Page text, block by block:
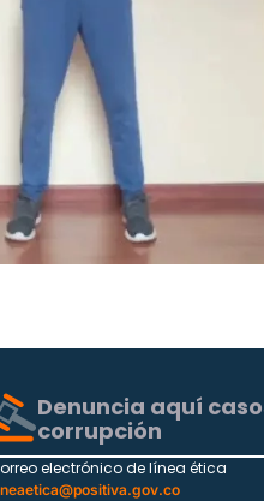
Denuncia aquí
corrupción
electrónico de línea ética